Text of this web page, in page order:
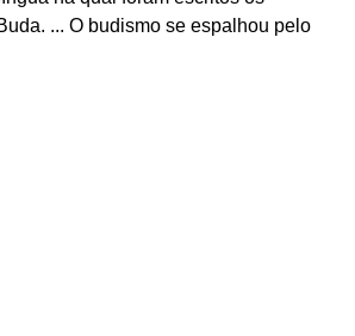
... O budismo se espalhou pelo